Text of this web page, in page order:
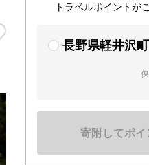
トラベルポイントが
長野県軽井沢町
寄附してポイ